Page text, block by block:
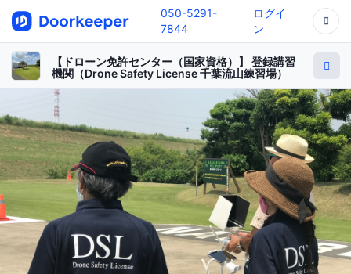
050-5291-
7844
ログイ
ン
【ドローン免許センター（国家資格）】 登録講習
機関（Drone Safety License 千葉流山練習場）